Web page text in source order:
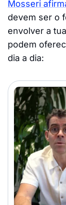
Mosseri
devem ser o
envolver a
podem
dia a dia: